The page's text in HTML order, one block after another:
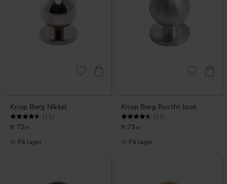
Knop Berg Nikkel
Vurdering: (11)
73 KR
Gem som favorit
På lager
Knop Berg Rustfri look
Vurdering: (11)
73 KR
Gem som
På lager